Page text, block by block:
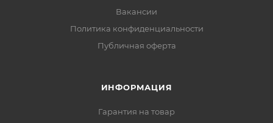
Вакансии
Политика конфиденциальности
Публичная оферта
ИНФОРМАЦИЯ
Гарантия на товар